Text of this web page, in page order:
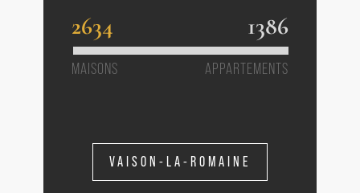
2634 1386
MAISONS APPARTEMENTS
VAISON-LA-ROMAINE